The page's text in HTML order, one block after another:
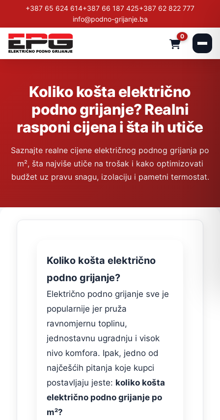
+387 65 624 614+387 66 187 425+387 62 822 777
info@podno-grijanje.ba
0
Koliko košta električno
podno grijanje? Realni
rasponi cijena i šta ih utiče
Saznajte realne cijene električnog podnog grijanja po
m², šta najviše utiče na trošak i kako optimizovati
budžet uz pravu snagu, izolaciju i pametni termostat.
Koliko košta električno
podno grijanje?
Električno podno grijanje sve je
popularnije jer pruža
ravnomjernu toplinu,
jednostavnu ugradnju i visok
nivo komfora. Ipak, jedno od
najčešćih pitanja koje kupci
postavljaju jeste: koliko košta
električno podno grijanje po
m²?